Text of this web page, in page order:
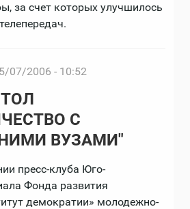
за счет которых улучшилось
07/2006 - 10:52
С
ВУЗАМИ"
пресс-клуба Юго-
Фонда развития
демократии» молодежно-